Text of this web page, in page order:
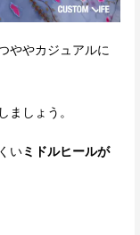
ややカジュアルに
しましょう。
いミドルヒールが